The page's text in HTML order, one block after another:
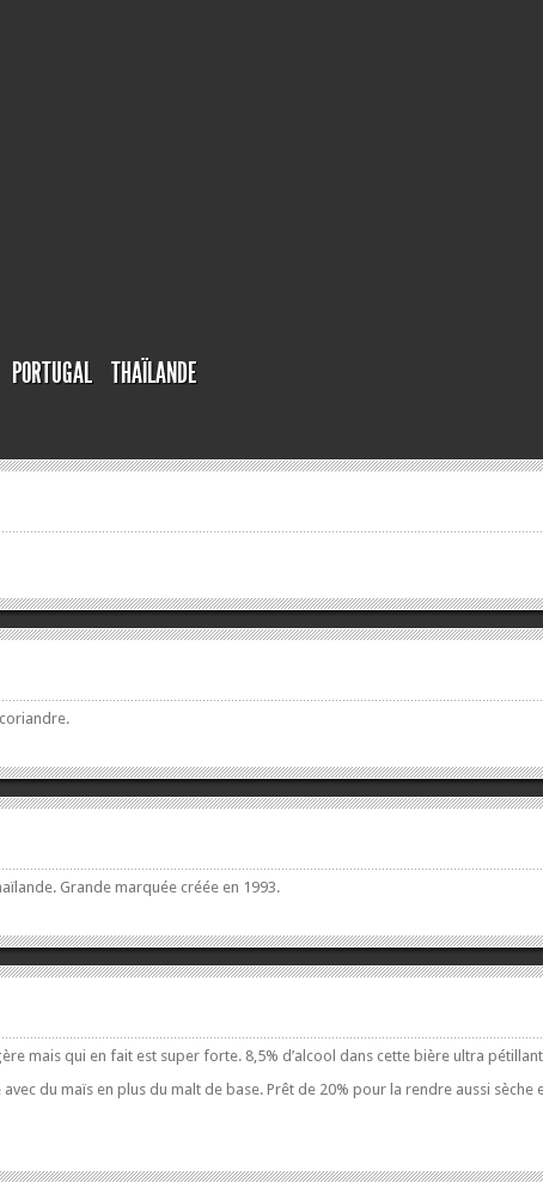
PORTUGAL THAÏLANDE
Grande marquée créée en 1993.
mais qui en fait est super forte. 8,5% d’alcool dans cette bière ultra
du maïs en plus du malt de base. Prêt de 20% pour la rendre aussi